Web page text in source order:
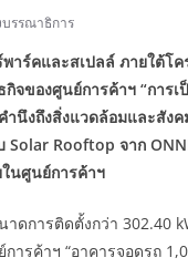
บรรณาธิการ
าร์คและสเปลล์ ภายใต้โค
จของศูนย์การค้าฯ “การเ
นึงถึงสิ่งแวดล้อมและสังค
Solar Rooftop จาก
นศูนย์การค้าฯ
ดการติดตั้งกว่า 302.40
ารค้าฯ “อาคารจอดรถ